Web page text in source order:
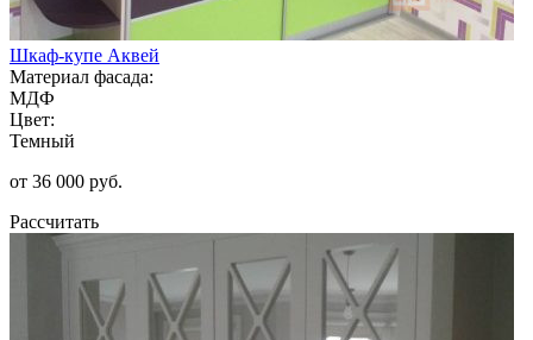
Шкаф-купе Аквей
Материал фасада:
МДФ
Цвет:
Темный
от 36 000 руб.
Рассчитать